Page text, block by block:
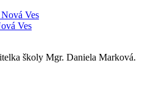
Ves
Ves
školy Mgr. Daniela Marková.